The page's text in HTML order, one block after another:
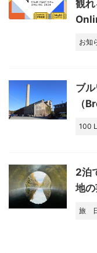
観
お知
ブ
（
100
2泊
地
旅